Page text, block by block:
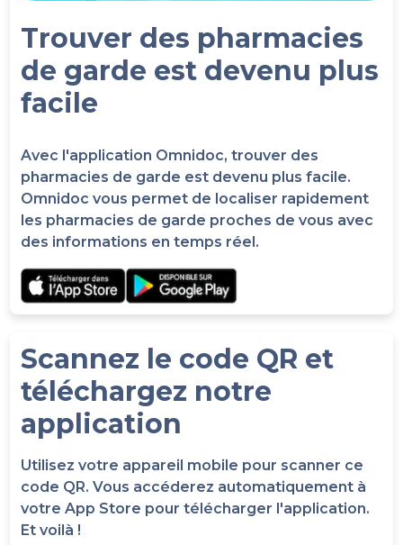
Trouver des pharmacies
de garde est devenu plus
facile
Avec l'application Omnidoc, trouver des
pharmacies de garde est devenu plus facile.
Omnidoc vous permet de localiser rapidement
les pharmacies de garde proches de vous avec
des informations en temps réel.
Scannez le code QR et
téléchargez notre
application
Utilisez votre appareil mobile pour scanner ce
code QR. Vous accéderez automatiquement à
votre App Store pour télécharger l'application.
Et voilà !